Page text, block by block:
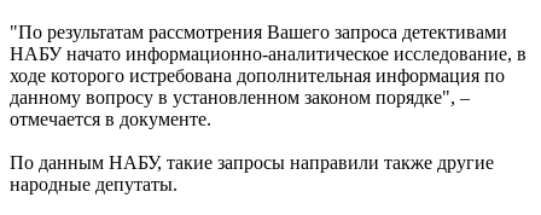
"По результатам рассмотрения Вашего запроса детективами
НАБУ начато информационно-аналитическое исследование, в
ходе которого истребована дополнительная информация по
данному вопросу в установленном законом порядке", –
отмечается в документе.
По данным НАБУ, такие запросы направили также другие
народные депутаты.